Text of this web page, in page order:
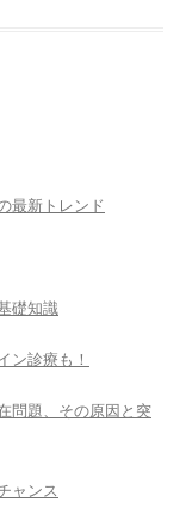
最新トレンド
礎知識
ン診療も！
問題、その原因と突
ャンス